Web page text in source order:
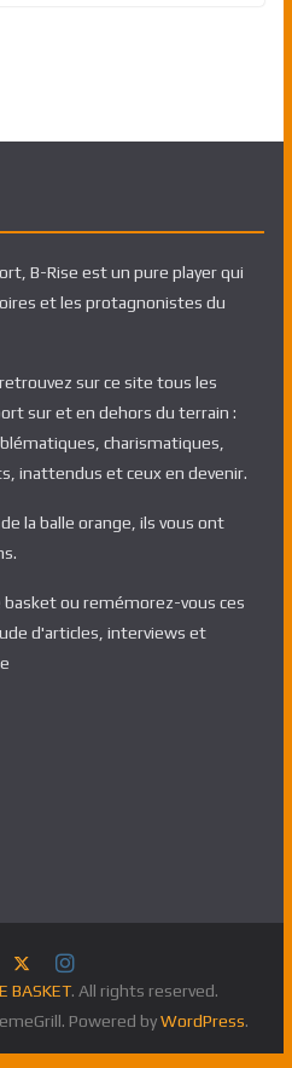
B-Rise est un pure player qui
et les protagnonistes du
sur ce site tous les
sur et en dehors du terrain :
charismatiques,
inattendus et ceux en devenir.
la balle orange, ils vous ont
ou remémorez-vous ces
d'articles, interviews et
BASKET. All rights reserved.
Powered byWordPress.